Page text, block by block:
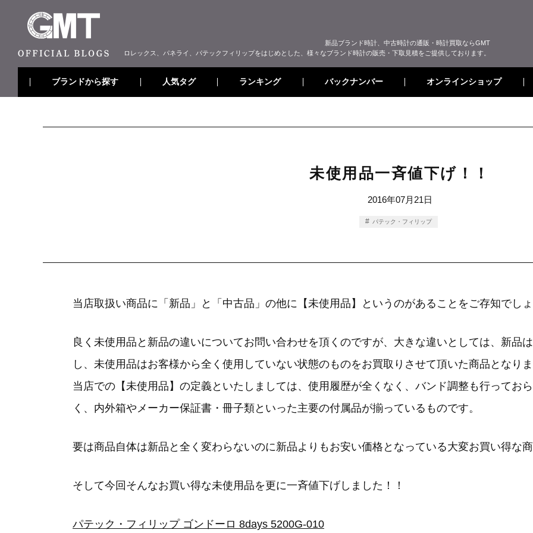
新品ブランド時計、中古時計の通販・時計買取ならGMT
ロレックス、パネライ、パテックフィリップをはじめとした、様々なブランド時計の販売・下取見積をご提供しております。
ブランドから探す 人気タグ ランキング バックナンバー オンラインショップ
未使用品一斉値下げ！！
2016年07月21日
パテック・フィリップ
当店取扱い商品に「新品」と「中古品」の他に【未使用品】というのがあることをご存知でし
良く未使用品と新品の違いについてお問い合わせを頂くのですが、大きな違いとしては、新品
し、未使用品はお客様から全く使用していない状態のものをお買取りさせて頂いた商品となり
当店での【未使用品】の定義といたしましては、使用履歴が全くなく、バンド調整も行ってお
く、内外箱やメーカー保証書・冊子類といった主要の付属品が揃っているものです。
要は商品自体は新品と全く変わらないのに新品よりもお安い価格となっている大変お買い得な
そして今回そんなお買い得な未使用品を更に一斉値下げしました！！
パテック・フィリップ ゴンドーロ 8days 5200G-010